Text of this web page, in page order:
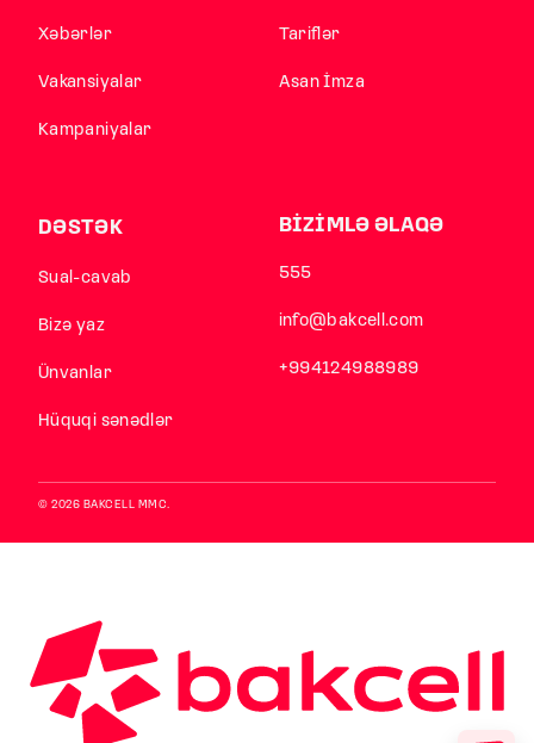
Xəbərlər
Vakansiyalar
Kampaniyalar
Tariflər
Asan İmza
DƏSTƏK
Sual-cavab
Bizə yaz
Ünvanlar
Hüquqi sənədlər
BİZİMLƏ ƏLAQƏ
555
info@bakcell.com
+994124988989
© 2026 BAKCELL MMC.